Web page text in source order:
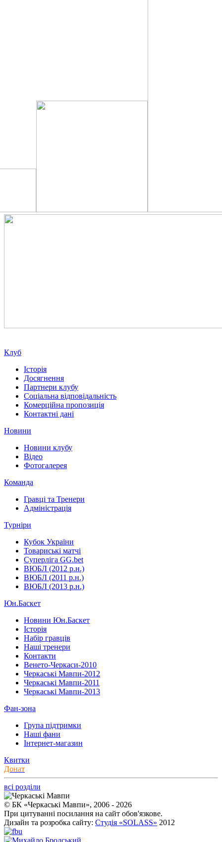
Клуб
Історія
Досягнення
Партнери клубу
Соціальна відповідальність
Комерційна пропозиція
Контактні дані
Новини
Новини клубу
Відео
Фотогалерея
Команда
Гравці та Тренери
Адміністрація
Турніри
Кубок України
Товариські матчі
Суперліга GG.bet
ВЮБЛ (2012 р.н.)
ВЮБЛ (2011 р.н.)
ВЮБЛ (2013 р.н.)
Юн.Баскет
Новини Юн.Баскет
Історія
Набір гравців
Наші тренери
Контакти
Венето-Черкаси-2010
Черкаські Мавпи-2012
Черкаські Мавпи-2011
Черкаські Мавпи-2013
Фан-зона
Група підтримки
Наші фани
Інтернет-магазин
Квитки
Донат
всі розділи
© БК «Черкаські Мавпи», 2006 - 2026
При цитуванні посилання на сайт обов'язкове.
Дизайн та розробка сайту: Студія «SOLASS» 2012